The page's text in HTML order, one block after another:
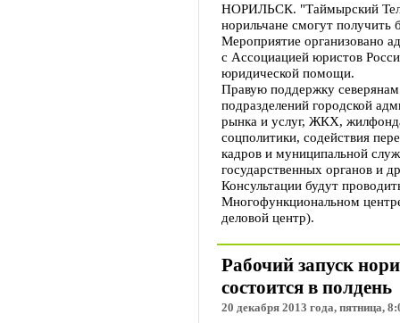
НОРИЛЬСК. "Таймырский
норильчане смогут
Мероприятие организовано
с Ассоциацией юристов
юридической помощи.
Правую поддержку
подразделений городской
рынка и услуг, ЖКХ,
соцполитики, содействия
кадров и муниципальной
государственных органов и
Консультации будут
Многофункциональном
деловой центр).
Рабочий запуск
состоится в полдень
20 декабря 2013 года, пятница,